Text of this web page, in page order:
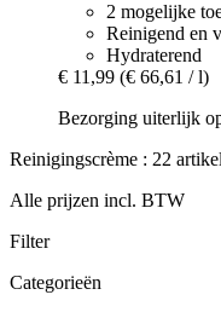
2 mogelijke
Reinigend en
Hydraterend
€ 11,99 (€ 66,61 / l)
Bezorging uiterlijk
Reinigingscrème : 22
Alle prijzen incl. BTW
Filter
Categorieën